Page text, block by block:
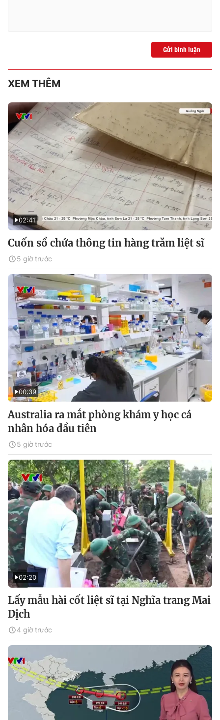
Gửi bình luận
XEM THÊM
02:41
Cuốn sổ chứa thông tin hàng trăm liệt sĩ
5 giờ trước
00:39
Australia ra mắt phòng khám y học cá
nhân hóa đầu tiên
5 giờ trước
02:20
Lấy mẫu hài cốt liệt sĩ tại Nghĩa trang Mai
Dịch
4 giờ trước